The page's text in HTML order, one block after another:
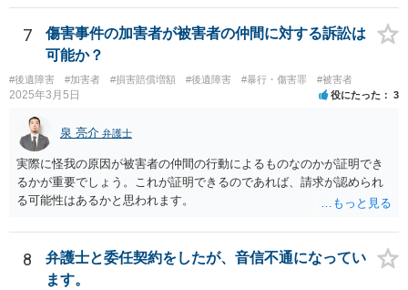
い場合が多いです。 また、保険会社から提案される金額は低めに出さ
れることも多いため、その交渉のために弁護士を入れるということも
考えられるかと思われます。
7
傷害事件の加害者が被害者の仲間に対する訴訟は
可能か？
#後遺障害 #加害者 #損害賠償増額 #後遺障害 #暴行・傷害罪 #被害者
2025年3月5日 役にたった 3
泉 亮介 弁護士
実際に怪我の原因が被害者の仲間の行動によるものなのかが証明でき
るかが重要でしょう。これが証明できるのであれば、請求が認められ
る可能性はあるかと思われます。
8
弁護士と委任契約をしたが、音信不通になってい
ます。